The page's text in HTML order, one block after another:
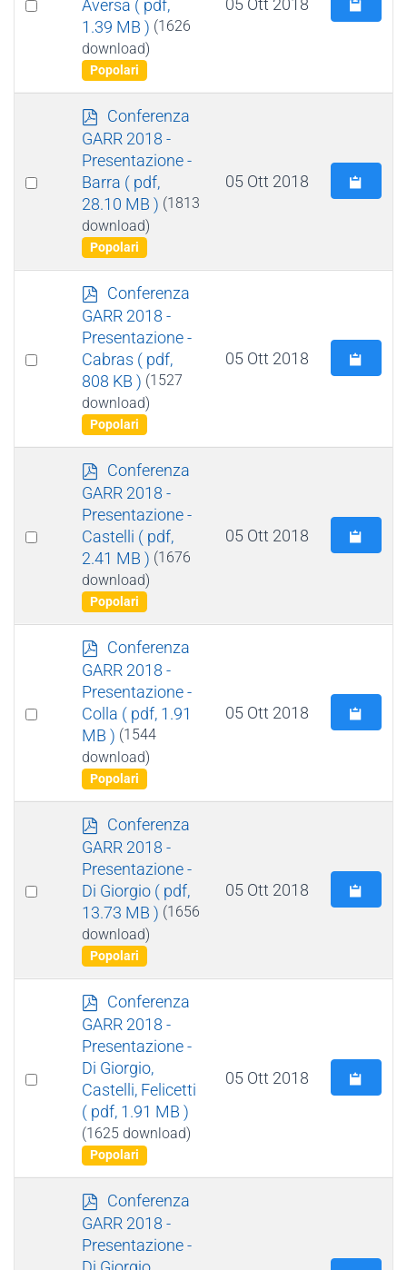
Aversa ( pdf,
1.39 MB ) (1626
download)
Popolari
05 Ott 2018
Select
p
d
f
Conferenza
GARR 2018 -
Presentazione -
Barra ( pdf,
28.10 MB ) (1813
download)
Popolari
05 Ott 2018
Select
p
d
f
Conferenza
GARR 2018 -
Presentazione -
Cabras ( pdf,
808 KB ) (1527
download)
Popolari
05 Ott 2018
Select
p
d
f
Conferenza
GARR 2018 -
Presentazione -
Castelli ( pdf,
2.41 MB ) (1676
download)
Popolari
05 Ott 2018
Select
p
d
f
Conferenza
GARR 2018 -
Presentazione -
Colla ( pdf, 1.91
MB ) (1544
download)
Popolari
05 Ott 2018
Select
p
d
f
Conferenza
GARR 2018 -
Presentazione -
Di Giorgio ( pdf,
13.73 MB ) (1656
download)
Popolari
05 Ott 2018
Select
p
d
f
Conferenza
GARR 2018 -
Presentazione -
Di Giorgio,
Castelli, Felicetti
( pdf, 1.91 MB )
(1625 download)
Popolari
05 Ott 2018
p
d
f
Conferenza
GARR 2018 -
Presentazione -